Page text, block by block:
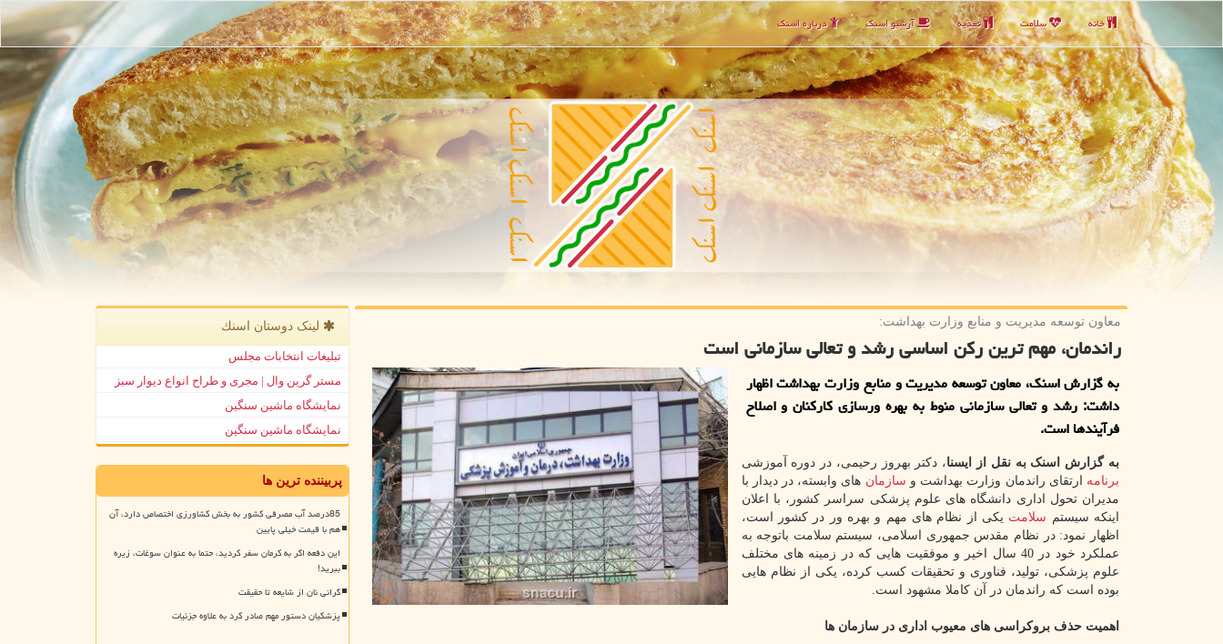
خانه سلامت تغذیه آرشیو اسنك درباره اسنك
معاون توسعه مدیریت و منابع وزارت بهداشت:
راندمان، مهم ترین رکن اساسی رشد و تعالی سازمانی است
به گزارش اسنک، معاون توسعه مدیریت و منابع وزارت بهداشت اظهار
داشت: رشد و تعالی سازمانی منوط به بهره ورسازی کارکنان و اصلاح
فرآیندها است.
به گزارش اسنک به نقل از ایسنا، دکتر بهروز رحیمی، در دوره آموزشی
برنامه ارتقای راندمان وزارت بهداشت و سازمان های وابسته، در دیدار با
مدیران تحول اداری دانشگاه های علوم پزشکی سراسر کشور، با اعلان
اینکه سیستم سلامت یکی از نظام های مهم و بهره ور در کشور است،
اظهار نمود: در نظام مقدس جمهوری اسلامی، سیستم سلامت باتوجه به
عملکرد خود در 40 سال اخیر و موفقیت هایی که در زمینه های مختلف
علوم پزشکی، تولید، فناوری و تحقیقات کسب کرده، یکی از نظام هایی
بوده است که راندمان در آن کاملا مشهود است.
اهمیت حذف بروکراسی های معیوب اداری در سازمان ها
لینک دوستان اسنك
تبلیغات انتخابات مجلس
مستر گرین وال | مجری و طراح انواع دیوار سبز
نمایشگاه ماشین سنگین
نمایشگاه ماشین سنگین
پربیننده ترین ها
85درصد آب مصرفی کشور به بخش کشاورزی اختصاص دارد، آن
هم با قیمت خیلی پایین
این دفعه اگر به کرمان سفر کردید، حتما به عنوان سوغات، زیره
ببرید!
گرانی نان از شایعه تا حقیقت
پزشکیان دستور مهم صادر کرد به علاوه جزئیات